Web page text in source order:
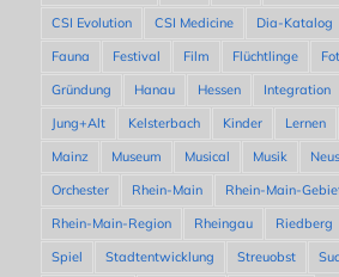
CSI Evolution
CSI Medicine Dia-Katalog
Fauna
Festival Film Flüchtlinge
Gründung
Hanau Hessen Integration
Jung+Alt
Kelsterbach Kinder Lernen
Mainz
Museum Musical Musik
Orchester
Rhein-Main
Rhein-Main-
Rhein-Main-Region
Rheingau Riedberg
Spiel
Stadtentwicklung Streuobst